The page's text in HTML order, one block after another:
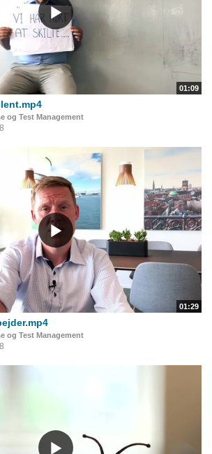
01:09
og Test Management
01:29
og Test Management